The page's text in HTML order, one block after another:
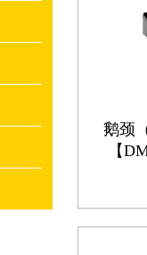
鹅颈
【